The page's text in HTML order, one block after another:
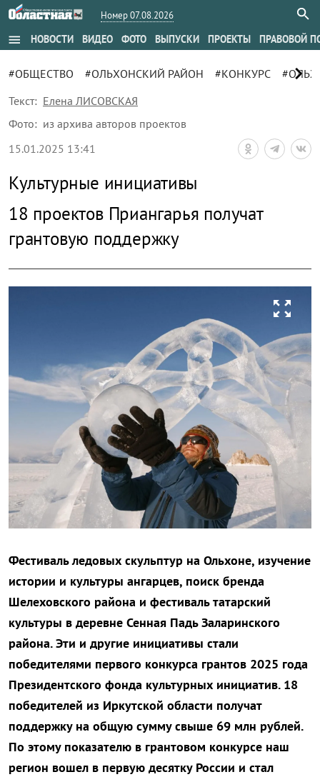
Номер 07.08.2026
menu НОВОСТИ ВИДЕО ФОТО ВЫПУСКИ ПРОЕКТЫ ПРАВОВОЙ
#ОБЩЕСТВО #ОЛЬХОНСКИЙ РАЙОН #КОНКУРС chevron_right
Текст: Елена ЛИСОВСКАЯ
Фото: из архива авторов проектов
15.01.2025 13:41
Культурные инициативы
18 проектов Приангарья получат
грантовую поддержку
zoom_out_map
Фестиваль ледовых скульптур на Ольхоне, изучение
истории и культуры ангарцев, поиск бренда
Шелеховского района и фестиваль татарский
культуры в деревне Сенная Падь Заларинского
района. Эти и другие инициативы стали
победителями первого конкурса грантов 2025 года
Президентского фонда культурных инициатив. 18
победителей из Иркутской области получат
поддержку на общую сумму свыше 69 млн рублей.
По этому показателю в грантовом конкурсе наш
регион вошел в первую десятку России и стал